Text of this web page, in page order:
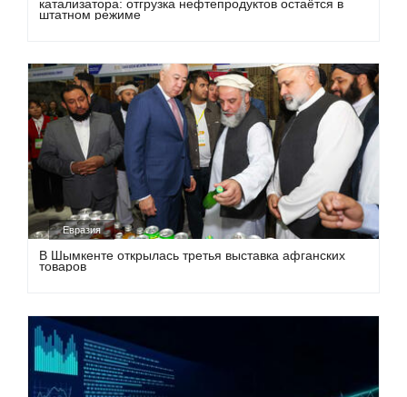
катализатора: отгрузка нефтепродуктов остаётся в
штатном режиме
Евразия
В Шымкенте открылась третья выставка афганских
товаров